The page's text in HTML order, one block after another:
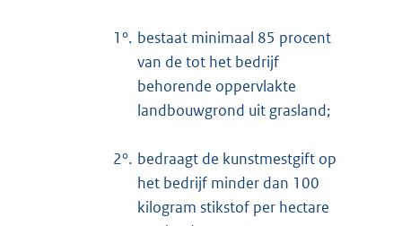
1°. bestaat minimaal 85 procent
van de tot het bedrijf
behorende oppervlakte
landbouwgrond uit grasland;
2°. bedraagt de kunstmestgift op
het bedrijf minder dan 100
kilogram stikstof per hectare